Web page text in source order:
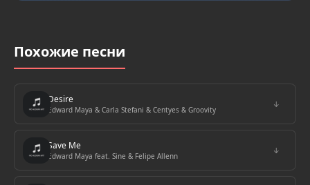
Похожие песни
Desire
Edward Maya & Carla Stefani & Centyes & Groovity
↓
Save Me
Edward Maya feat. Sine & Felipe Allenn
↓